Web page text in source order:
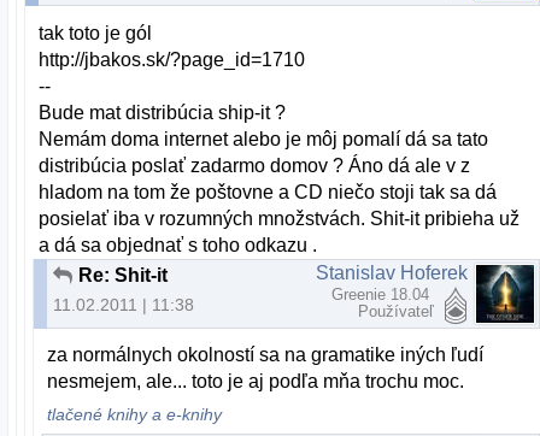
tak toto je gól
http://jbakos.sk/?page_id=1710
--
Bude mat distribúcia ship-it ?
Nemám doma internet alebo je môj pomalí dá sa tato
distribúcia poslať zadarmo domov ? Áno dá ale v z
hladom na tom že poštovne a CD niečo stoji tak sa dá
posielať iba v rozumných množstvách. Shit-it pribieha už
a dá sa objednať s toho odkazu .
Re: Shit-it
11.02.2011 | 11:38
Stanislav Hoferek
Greenie 18.04
Používateľ
za normálnych okolností sa na gramatike iných ľudí
nesmejem, ale... toto je aj podľa mňa trochu moc.
tlačené knihy a e-knihy